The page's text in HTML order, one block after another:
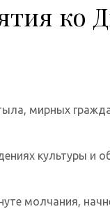
ко
мирных
культуры и
молчания,